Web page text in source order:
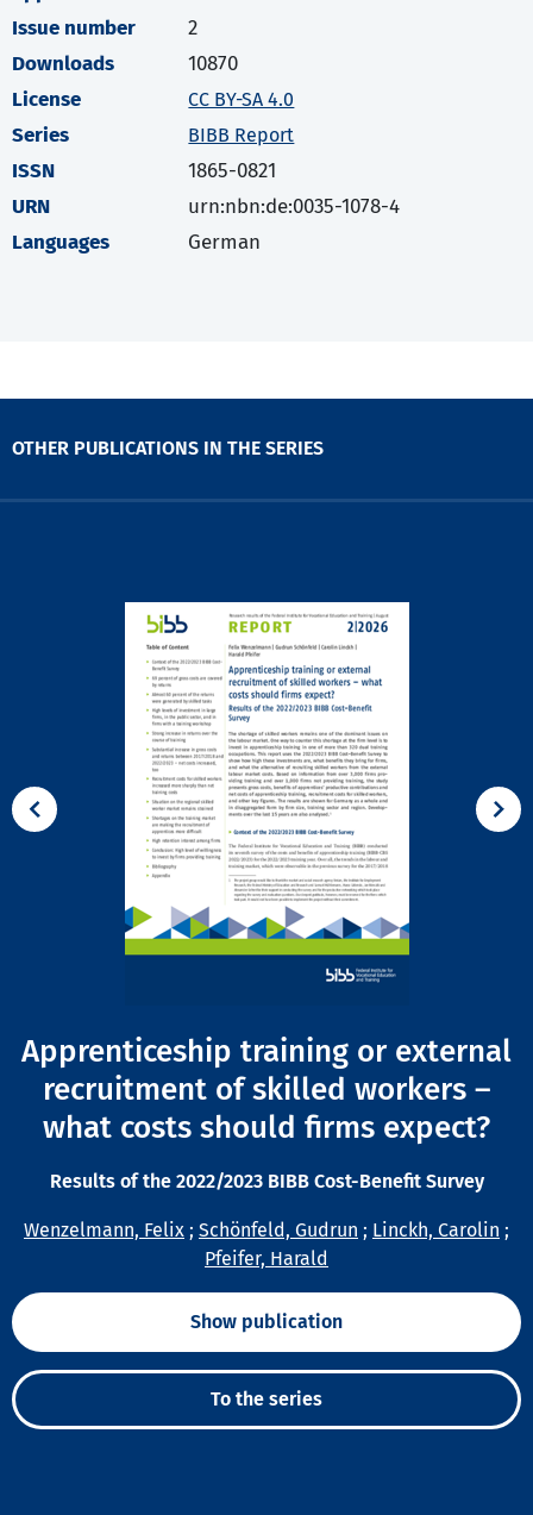
Issue number
2
Downloads
10870
License
CC BY-SA 4.0
Series BIBB Report
ISSN
1865-0821
URN
urn:nbn:de:0035-1078-4
Languages
German
OTHER PUBLICATIONS IN THE SERIES
Apprenticeship training or external
recruitment of skilled workers –
what costs should firms expect?
Results of the 2022/2023 BIBB Cost-Benefit Survey
Wenzelmann, Felix ; Schönfeld, Gudrun ; Linckh, Carolin ;
Pfeifer, Harald
Show publication
To the series